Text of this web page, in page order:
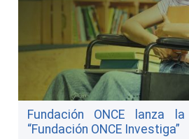
Fundación ONCE lanza la II convocatoria
“Fundación ONCE Investiga”